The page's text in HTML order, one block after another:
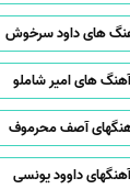
های داود سرخوش
آهنگ های امیر شاملو
آصف محرموف
آهنگهای داوود یونسی